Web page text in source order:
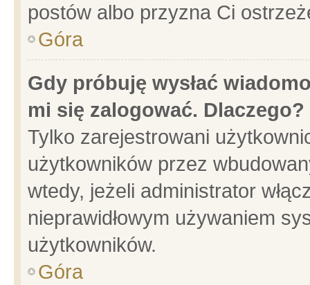
postów albo przyzna Ci
Góra
Gdy próbuję wysłać
mi się zalogować. Dlaczego?
Tylko zarejestrowani
użytkowników przez
wtedy, jeżeli administrator
nieprawidłowym używaniem
użytkowników.
Góra